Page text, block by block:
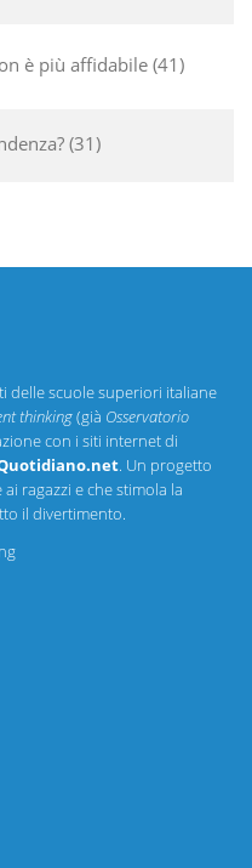
è più affidabile 41
31
delle scuole superiori italiane
thinking(già Osservatorio
con i siti internet di
. Un progetto
ragazzi e che stimola la
il divertimento.